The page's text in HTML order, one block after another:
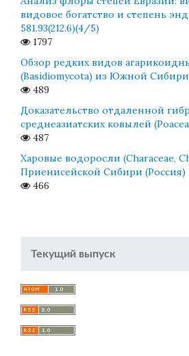
видовое богатство и степень
581.93(212.6)(4/5)
1797
Обзор редких видов
(Basidiomycota) из Южной
489
Доказательство отдаленной
среднеазиатских ковылей
487
Харовые водоросли (Characeae,
Приенисейской Сибири (Россия)
466
Текущий выпуск